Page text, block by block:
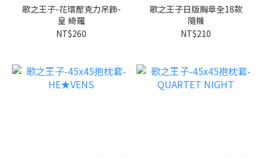
歌之王子-花環壓克力吊飾-
皇 綺羅
NT$260
歌之王子日版胸章全18款
隨機
NT$210